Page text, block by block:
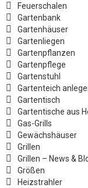
Feuerschalen
Gartenbank
Gartenhäuser
Gartenliegen
Gartenpflanzen
Gartenpflege
Gartenstuhl
Gartenteich
Gartentisch
Gartentische aus
Gas-Grills
Gewächshäuser
Grillen
Grillen – News &
Größen
Heizstrahler